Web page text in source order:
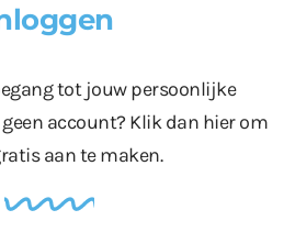
tot jouw persoonlijke
geen account? Klik dan hierom
aan te maken.